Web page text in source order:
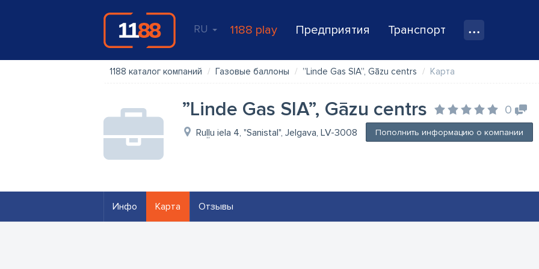
RU 1188 play Предприятия Транспорт
1188 каталог компаний Газовые баллоны ”Linde Gas SIA”, Gāzu centrs Карта
”Linde Gas SIA”, Gāzu centrs 0
Ruļļu iela 4, "Sanistal", Jelgava, LV-3008 Пополнить информацию о компании
Инфо Карта Отзывы